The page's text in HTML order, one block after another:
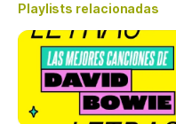
Playlists relacionadas